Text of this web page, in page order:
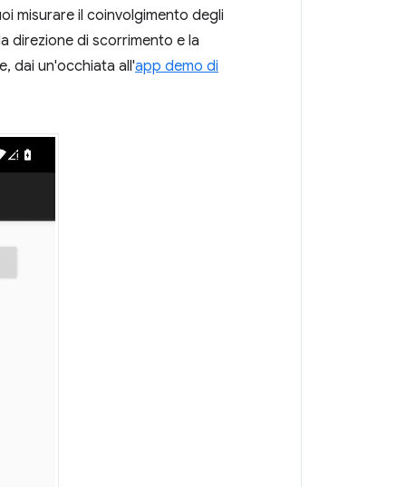
misurare il coinvolgimento degli
direzione di scorrimento e la
dai un'occhiata all'app demo di